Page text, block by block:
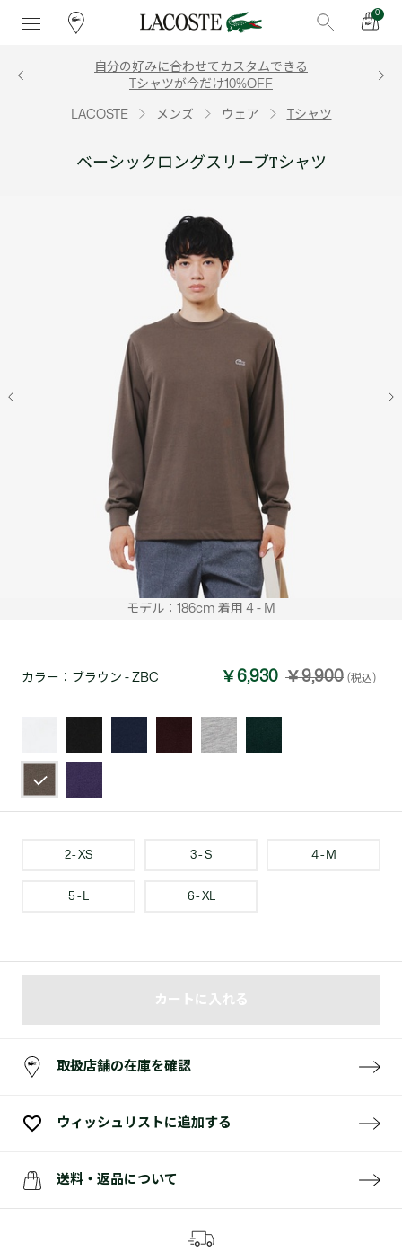
0
自分の好みに合わせてカスタムできる
Tシャツが今だけ10%OFF
LACOSTE メンズ ウェア Tシャツ
ベーシックロングスリーブTシャツ
モデル：186cm 着用 4 - M
カラー： ブラウン - ZBC ￥6,930 ￥9,900 (税込)
2 - XS 3 - S 4 - M
5 - L 6 - XL
カートに入れる
取扱店舗の在庫を確認
ウィッシュリストに追加する
送料・返品について